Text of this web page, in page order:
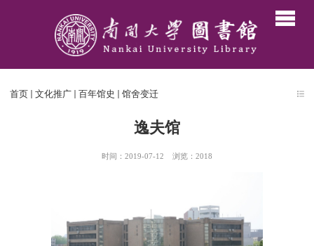
首页 文化推广 百年馆史 馆舍变迁
逸夫馆
时间：2019-07-12 浏览： 2018